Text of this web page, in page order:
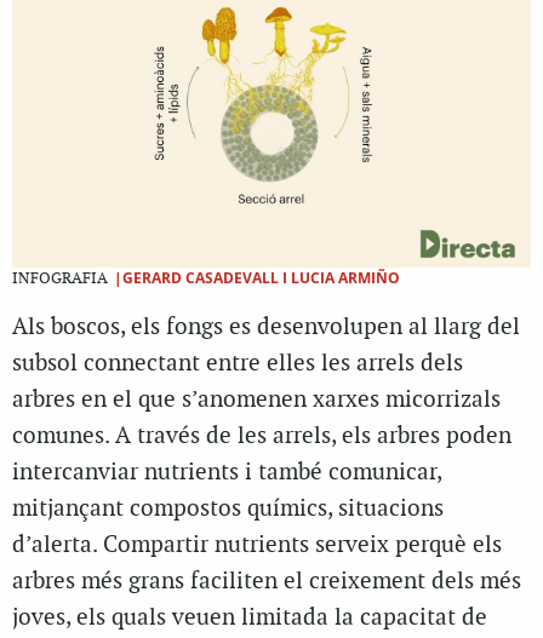
INFOGRAFIA |GERARD CASADEVALL I LUCIA ARMIÑO
Als boscos, els fongs es desenvolupen al llarg del
subsol connectant entre elles les arrels dels
arbres en el que s’anomenen xarxes micorrizals
comunes. A través de les arrels, els arbres poden
intercanviar nutrients i també comunicar,
mitjançant compostos químics, situacions
d’alerta. Compartir nutrients serveix perquè els
arbres més grans faciliten el creixement dels més
joves, els quals veuen limitada la capacitat de